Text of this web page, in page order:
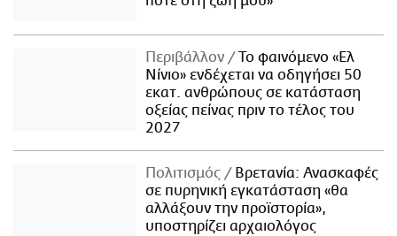
Περιβάλλον
Το φαινόμενο «Ελ
Νίνιο» ενδέχεται να οδηγήσει 50
εκατ. ανθρώπους σε κατάσταση
οξείας πείνας πριν το τέλος του
2027
Πολιτισμός
Βρετανία: Ανασκαφές
σε πυρηνική εγκατάσταση «θα
αλλάξουν την προϊστορία»,
υποστηρίζει αρχαιολόγος